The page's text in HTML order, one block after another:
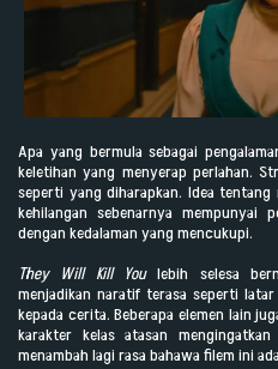
Apa yang bermula sebagai
keletihan yang menyerap perlahan.
seperti yang diharapkan. Idea
kehilangan sebenarnya mempunyai
dengan kedalaman yang mencukupi.
They Will Kill Youlebih selesa
menjadikan naratif terasa seperti
kepada cerita. Beberapa elemen lain
karakter kelas atasan mengingatkan
menambah lagi rasa bahawa filem ini